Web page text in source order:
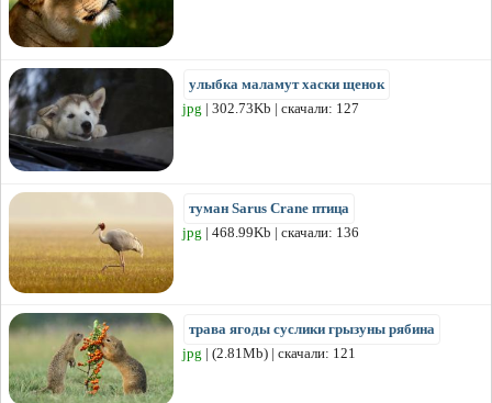
улыбка маламут хаски щенок
jpg | 302.73Kb | скачали: 127
туман Sarus Crane птица
jpg | 468.99Kb | скачали: 136
трава ягоды суслики грызуны рябина
jpg | (2.81Mb) | скачали: 121